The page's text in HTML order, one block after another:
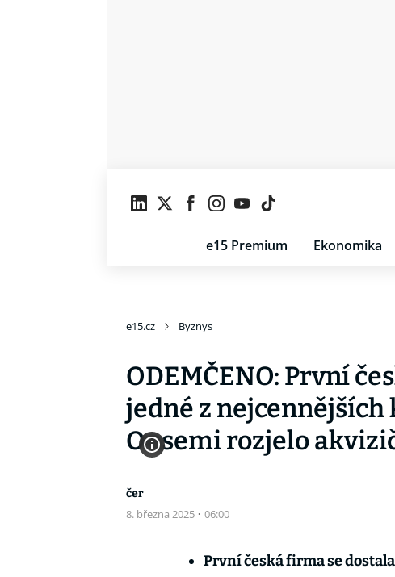
e15 Premium Ekonomika
e15.cz Byznys
ODEMČENO: První
jedné z nejcennějších
Onsemi rozjelo
čer
8. března 2025 · 06:00
První česká firma se